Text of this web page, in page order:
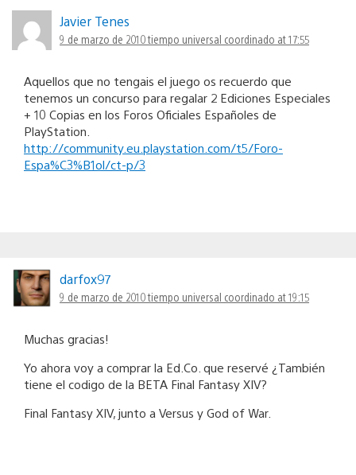
Javier Tenes
9 de marzo de 2010 tiempo universal coordinado at 17:55
Aquellos que no tengais el juego os recuerdo que
tenemos un concurso para regalar 2 Ediciones Especiales
+ 10 Copias en los Foros Oficiales Españoles de
PlayStation.
http://community.eu.playstation.com/t5/Foro-
Espa%C3%B1ol/ct-p/3
darfox97
9 de marzo de 2010 tiempo universal coordinado at 19:15
Muchas gracias!
Yo ahora voy a comprar la Ed.Co. que reservé ¿También
tiene el codigo de la BETA Final Fantasy XIV?
Final Fantasy XIV, junto a Versus y God of War.